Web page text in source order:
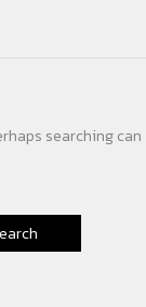
searching can